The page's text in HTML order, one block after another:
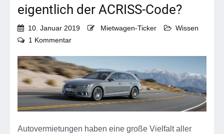
eigentlich der ACRISS-Code?
10. Januar 2019 Mietwagen-Ticker
Wissen
1 Kommentarzu
ist
eigentlich
der
ACRISS-
Code?
Autovermietungen haben eine große Vielfalt aller